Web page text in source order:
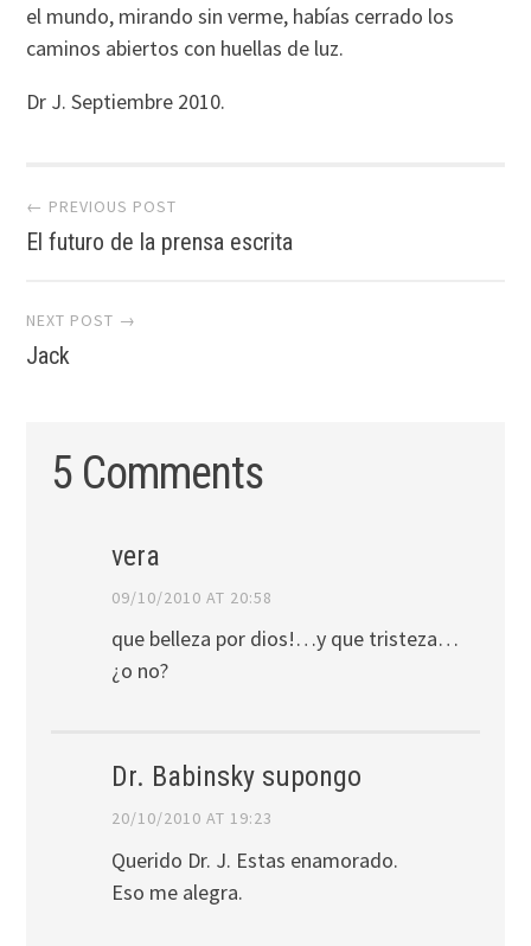
el mundo, mirando sin verme, habí­as cerrado los
caminos abiertos con huellas de luz.
Dr J. Septiembre 2010.
Post navigation
← PREVIOUS POST
El futuro de la prensa escrita
NEXT POST →
Jack
5 Comments
vera
09/10/2010 AT 20:58
que belleza por dios!…y que tristeza…
¿o no?
Dr. Babinsky supongo
20/10/2010 AT 19:23
Querido Dr. J. Estas enamorado.
Eso me alegra.